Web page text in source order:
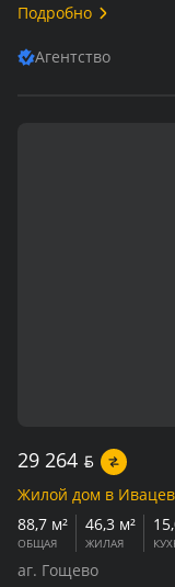
Подробно
Агентство
29 264 BYN
Жилой дом в
88,7 м²
ОБЩАЯ
46,3 м²
ЖИЛАЯ
аг. Гощево